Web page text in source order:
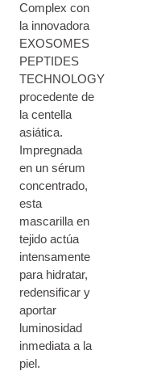
Complex con
la innovadora
EXOSOMES
PEPTIDES
TECHNOLOGY
procedente de
la centella
asiática.
Impregnada
en un sérum
concentrado,
esta
mascarilla en
tejido actúa
intensamente
para hidratar,
redensificar y
aportar
luminosidad
inmediata a la
piel.